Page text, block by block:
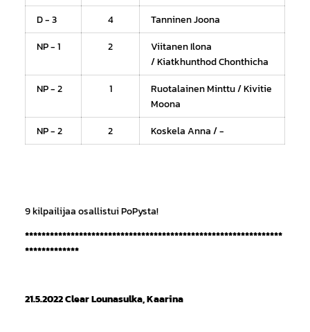
D - 3
4
Tanninen Joona
NP - 1
2
Viitanen Ilona
/ Kiatkhunthod Chonthicha
NP - 2
1
Ruotalainen Minttu / Kivitie
Moona
NP - 2
2 Koskela Anna / -
9 kilpailijaa osallistui PoPysta!
**************************************************************
*************
21.5.2022 Clear Lounasulka, Kaarina